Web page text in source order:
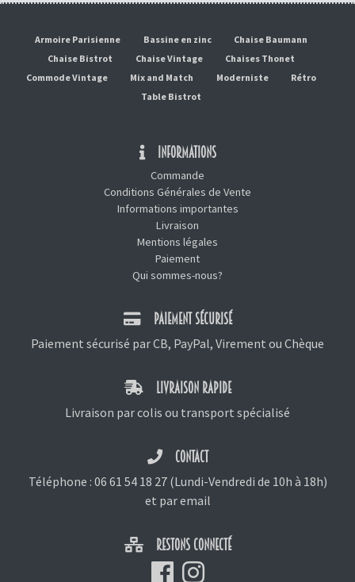
Armoire Parisienne Bassine en zinc
Chaise Baumann
Chaise Bistrot
Chaise Vintage
Chaises Thonet
Commode Vintage
Mix and Match Moderniste
Rétro
Table Bistrot
INFORMATIONS
Commande
Conditions Générales de Vente
Informations importantes
Livraison
Mentions légales
Paiement
Qui sommes-nous?
PAIEMENT SÉCURISÉ
Paiement sécurisé par CB, PayPal, Virement ou Chèque
LIVRAISON RAPIDE
Livraison par colis ou transport spécialisé
CONTACT
Téléphone : 06 61 54 18 27(Lundi-Vendredi de 10h à 18h)
et par email
RESTONS CONNECTÉ